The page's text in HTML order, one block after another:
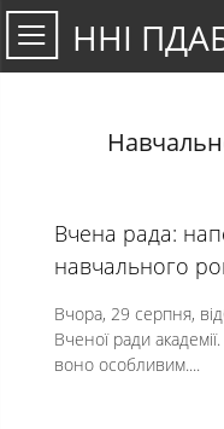
ННІ
Вчена рада:
навчального
Вчора, 29 серпня,
Вченої ради
воно особливим....